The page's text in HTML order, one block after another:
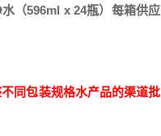
（596ml x 24瓶）每箱供应
同包装规格水产品的渠道批